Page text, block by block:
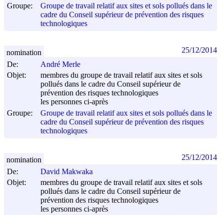
Groupe:
Groupe de travail relatif aux sites et sols pollués dans le
cadre du Conseil supérieur de prévention des risques
technologiques
De:
André Merle
Objet:
membres du groupe de travail relatif aux sites et sols
pollués dans le cadre du Conseil supérieur de
prévention des risques technologiques
les personnes ci-après
Groupe:
Groupe de travail relatif aux sites et sols pollués dans le
cadre du Conseil supérieur de prévention des risques
technologiques
nomination 25/12/2014
De:
David Makwaka
Objet:
membres du groupe de travail relatif aux sites et sols
pollués dans le cadre du Conseil supérieur de
prévention des risques technologiques
les personnes ci-après
nomination 25/12/2014